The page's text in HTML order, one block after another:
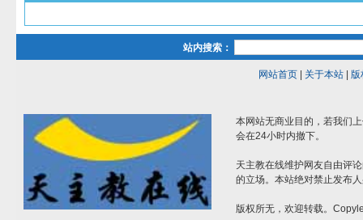
站内搜索：
网站首页| 关于本站| 版
本网站无商业目的，若我们
会在24小时内撤下。
天主教在线维护网友自由评
的立场。本站绝对禁止发布
版权所无，欢迎转载。